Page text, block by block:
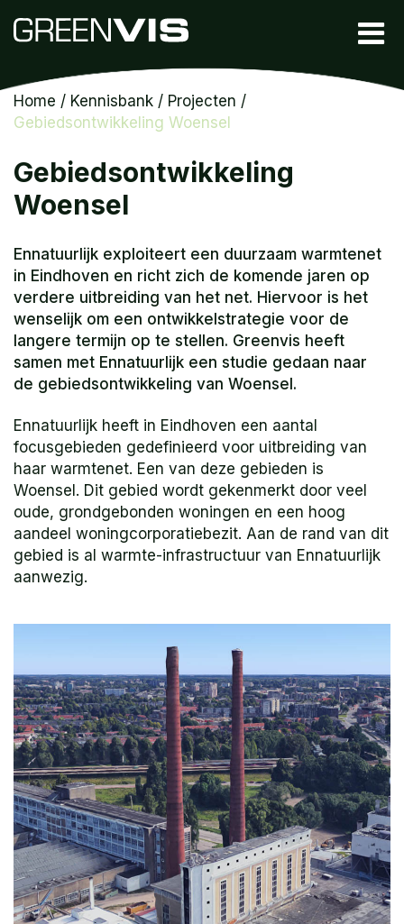
Home / Kennisbank / Projecten /
Gebiedsontwikkeling Woensel
Gebiedsontwikkeling
Woensel
Ennatuurlijk exploiteert een duurzaam warmtenet
in Eindhoven en richt zich de komende jaren op
verdere uitbreiding van het net. Hiervoor is het
wenselijk om een ontwikkelstrategie voor de
langere termijn op te stellen. Greenvis heeft
samen met Ennatuurlijk een studie gedaan naar
de gebiedsontwikkeling van Woensel.
Ennatuurlijk heeft in Eindhoven een aantal
focusgebieden gedefinieerd voor uitbreiding van
haar warmtenet. Een van deze gebieden is
Woensel. Dit gebied wordt gekenmerkt door veel
oude, grondgebonden woningen en een hoog
aandeel woningcorporatiebezit. Aan de rand van dit
gebied is al warmte-infrastructuur van Ennatuurlijk
aanwezig.